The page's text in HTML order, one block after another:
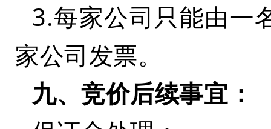
3.每家公司只能由一
家公司发票。
九、竞价后续事宜：